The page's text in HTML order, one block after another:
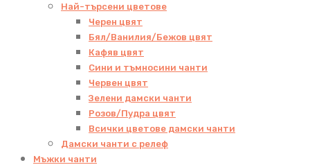
Най-търсени цветове
Черен цвят
Бял/Ванилия/Бежов цвят
Кафяв цвят
Сини и тъмносини чанти
Червен цвят
Зелени дамски чанти
Розов/Пудра цвят
Всички цветове дамски чанти
Дамски чанти с релеф
Мъжки чанти